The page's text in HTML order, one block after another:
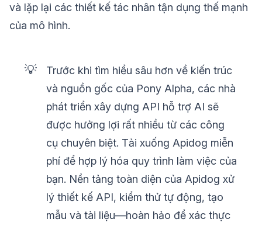
và lặp lại các thiết kế tác nhân tận dụng thế mạnh
của mô hình.
💡
Trước khi tìm hiểu sâu hơn về kiến trúc
và nguồn gốc của Pony Alpha, các nhà
phát triển xây dựng API hỗ trợ AI sẽ
được hưởng lợi rất nhiều từ các công
cụ chuyên biệt. Tải xuống Apidog miễn
phí để hợp lý hóa quy trình làm việc của
bạn. Nền tảng toàn diện của Apidog xử
lý thiết kế API, kiểm thử tự động, tạo
mẫu và tài liệu—hoàn hảo để xác thực